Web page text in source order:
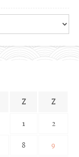
Z Z
1 2
8 9